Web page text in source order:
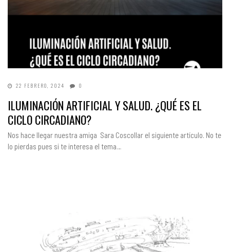
22 FEBRERO, 2024 0
ILUMINACIÓN ARTIFICIAL Y SALUD. ¿QUÉ ES EL
CICLO CIRCADIANO?
Nos hace llegar nuestra amiga Sara Coscollar el siguiente artículo. No te
lo pierdas pues si te interesa el tema…